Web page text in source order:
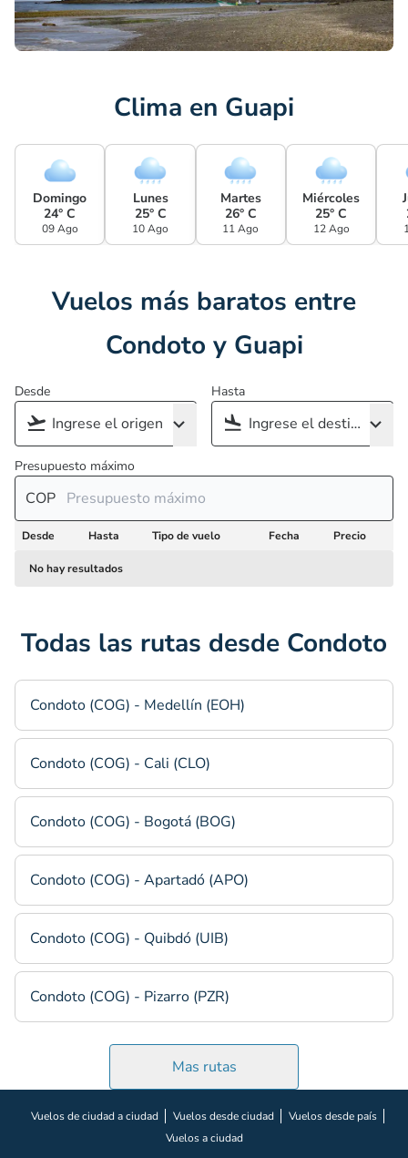
Clima en Guapi
Domingo
24° C
09 Ago
Lunes
25° C
10 Ago
Martes
26° C
11 Ago
Miércoles
25° C
12 Ago
Vuelos más baratos entre
Condoto y Guapi
Desde Hasta
Presupuesto máximo
COP
Desde Hasta Tipo de vuelo Fecha Precio
No hay resultados
Todas las rutas desde Condoto
Condoto (COG) - Medellín (EOH)
Condoto (COG) - Cali (CLO)
Condoto (COG) - Bogotá (BOG)
Condoto (COG) - Apartadó (APO)
Condoto (COG) - Quibdó (UIB)
Condoto (COG) - Pizarro (PZR)
Mas rutas
Vuelos de ciudad a ciudad Vuelos desde ciudad
Vuelos desde país
Vuelos a ciudad